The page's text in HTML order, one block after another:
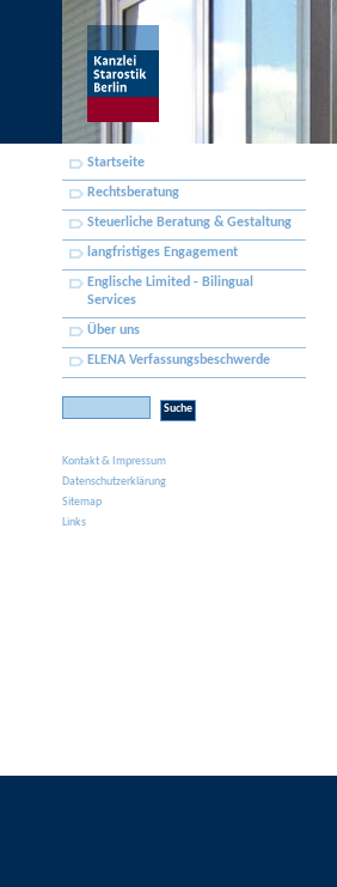
Startseite
Rechtsberatung
Steuerliche Beratung & Gestaltung
langfristiges Engagement
Englische Limited - Bilingual
Services
Über uns
ELENA Verfassungsbeschwerde
Kontakt & Impressum
Datenschutzerklärung
Sitemap
Links